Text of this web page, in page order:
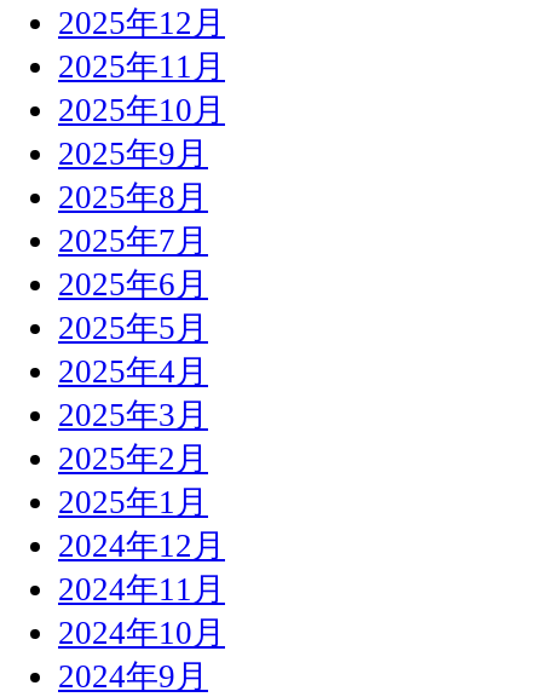
2025年12月
2025年11月
2025年10月
2025年9月
2025年8月
2025年7月
2025年6月
2025年5月
2025年4月
2025年3月
2025年2月
2025年1月
2024年12月
2024年11月
2024年10月
2024年9月